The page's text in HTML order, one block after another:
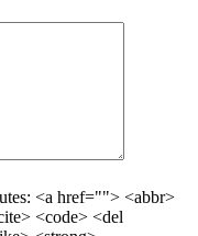
<a href=""> <abbr>
<code> <del